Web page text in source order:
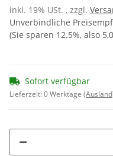
inkl. 19% USt. , zzgl.
Unverbindliche
(Sie sparen 12.5%, also
Sofort verfügbar
Lieferzeit:0 Werktage